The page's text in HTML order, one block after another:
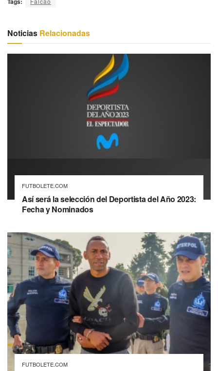
Noticias Relacionadas
FUTBOLETE.COM
Así será la selección del Deportista del Año 2023:
Fecha y Nominados
FUTBOLETE.COM